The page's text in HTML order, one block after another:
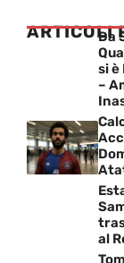
ARTICOLI
Da
si è
–
al